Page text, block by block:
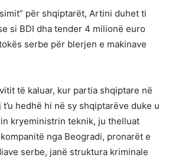
për shqiptarët, Artini duhet ti
si BDI dha tender 4 milionë euro
serbe për blerjen e makinave
të kaluar, kur partia shqiptare në
hedhë hi në sy shqiptarëve duke u
kryeministrin teknik, ju thelluat
nga Beogradi, pronarët e
serbe, janë struktura kriminale